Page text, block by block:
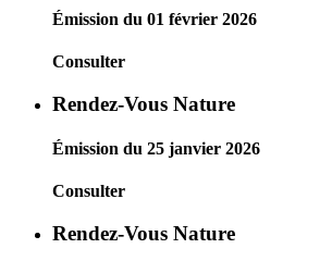
Émission du 01 février 2026
Consulter
Rendez-Vous Nature
Émission du 25 janvier 2026
Consulter
Rendez-Vous Nature